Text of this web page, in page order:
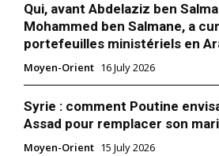
Qui, avant Abdelaziz ben
Mohammed ben Salmane, a
portefeuilles ministériels en
Moyen-Orient 16 July 2026
Syrie : comment Poutine
Assad pour remplacer son
Moyen-Orient 15 July 2026